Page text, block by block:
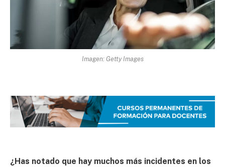
Imagen: Getty Images
¿Has notado que hay muchos más incidentes en los